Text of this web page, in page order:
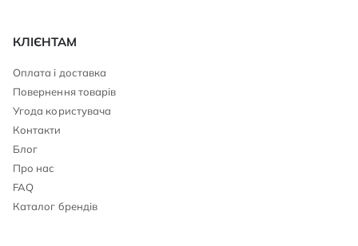
КЛІЄНТАМ
Оплата і доставка
Повернення товарів
Угода користувача
Контакти
Блог
Про нас
FAQ
Каталог брендів